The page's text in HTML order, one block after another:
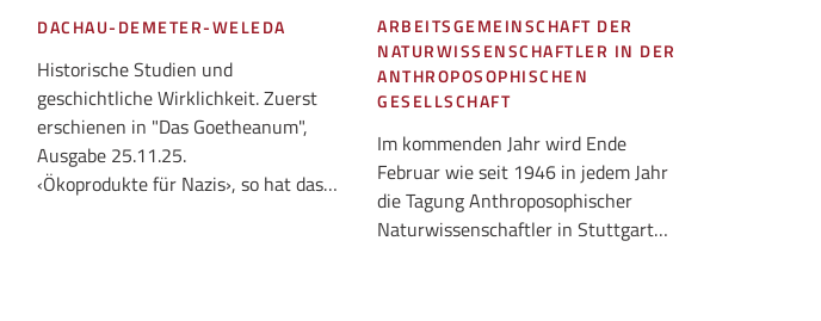
DACHAU-DEMETER-WELEDA
Historische Studien und
geschichtliche Wirklichkeit. Zuerst
erschienen in "Das Goetheanum",
Ausgabe 25.11.25.
‹Ökoprodukte für Nazis›, so hat das…
ARBEITSGEMEINSCHAFT DER
NATURWISSENSCHAFTLER IN DER
ANTHROPOSOPHISCHEN
GESELLSCHAFT
Im kommenden Jahr wird Ende
Februar wie seit 1946 in jedem Jahr
die Tagung Anthroposophischer
Naturwissenschaftler in Stuttgart…